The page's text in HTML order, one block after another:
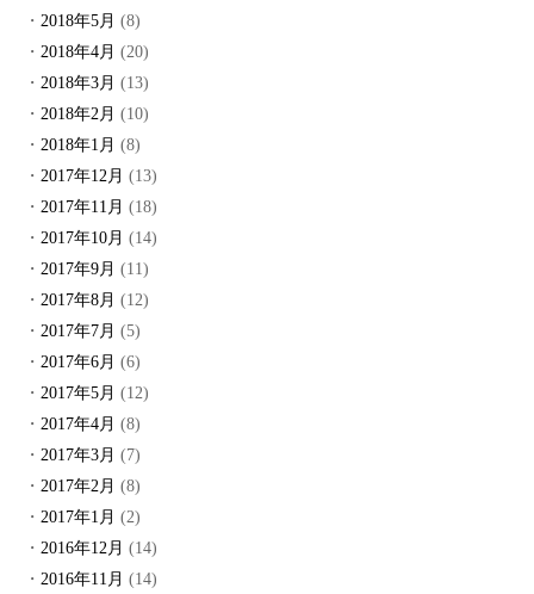
2018年5月 (8)
2018年4月 (20)
2018年3月 (13)
2018年2月 (10)
2018年1月 (8)
2017年12月 (13)
2017年11月 (18)
2017年10月 (14)
2017年9月 (11)
2017年8月 (12)
2017年7月 (5)
2017年6月 (6)
2017年5月 (12)
2017年4月 (8)
2017年3月 (7)
2017年2月 (8)
2017年1月 (2)
2016年12月 (14)
2016年11月 (14)